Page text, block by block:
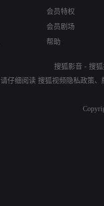
会员特权
会员剧场
帮助
搜狐影音 - 搜
请仔细阅读 搜狐视频隐私政策、